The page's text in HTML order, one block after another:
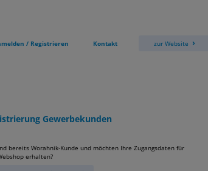
/ Registrieren Kontakt zur Website
Gewerbekunden
bereits Worahnik-Kunde und möchten Ihre Zugangsdaten für
erhalten?